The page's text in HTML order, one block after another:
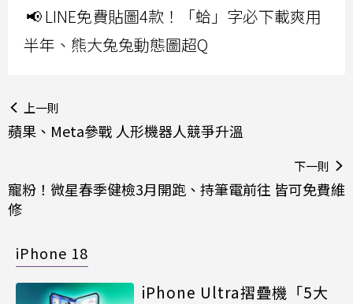
📢 LINE免費貼圖4款！「蛤」字必下載爽用
半年、熊大兔兔動態圖超Q
上一則
蘋果、Meta參戰 人形機器人競爭升溫
下一則
寵粉！微星春季健檢3月開跑、持筆電前往 皆可免費維
修
iPhone 18
iPhone Ultra摺疊機「5大